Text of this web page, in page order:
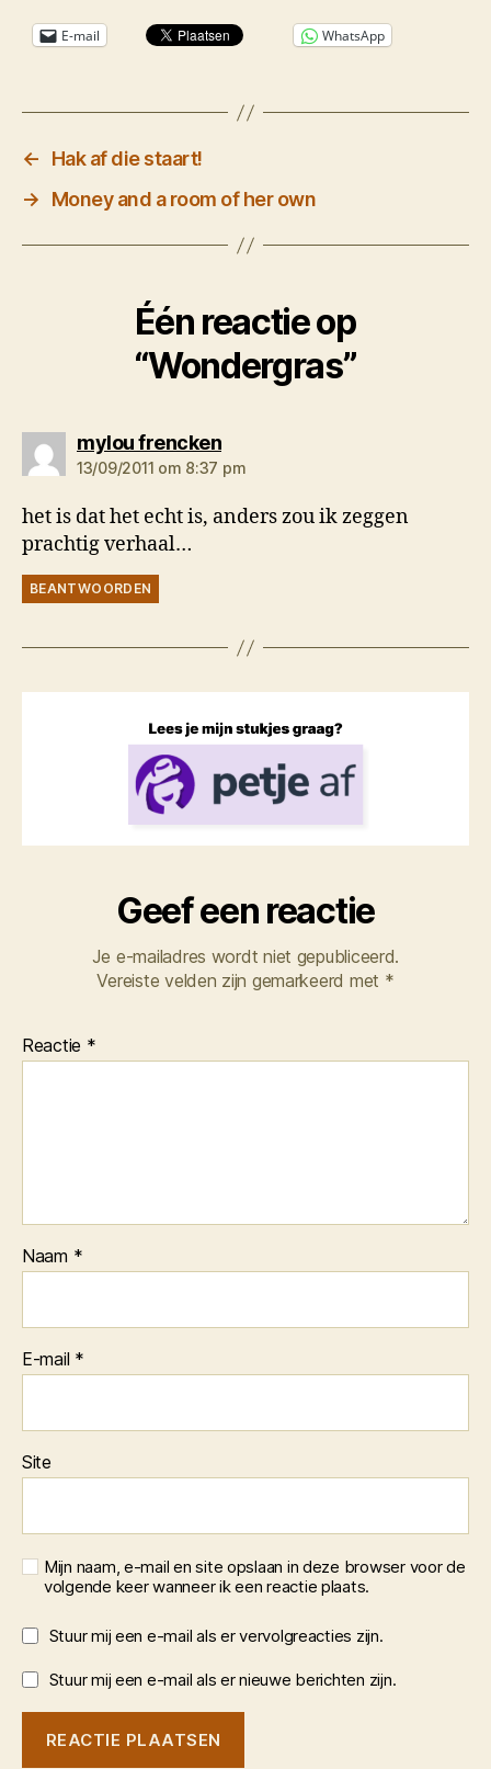
E-mail WhatsApp
←
Hak af die staart!
→
Money and a room of her own
Één reactie op
“Wondergras”
mylou frenckenzegt:
13/09/2011 om 8:37 pm
het is dat het echt is, anders zou ik zeggen
prachtig verhaal…
BEANTWOORDEN
Geef een reactie
Je e-mailadres wordt niet gepubliceerd.
Vereiste velden zijn gemarkeerd met *
Reactie *
Naam *
E-mail *
Site
Mijn naam, e-mail en site opslaan in deze browser voor de
volgende keer wanneer ik een reactie plaats.
Stuur mij een e-mail als er vervolgreacties zijn.
Stuur mij een e-mail als er nieuwe berichten zijn.